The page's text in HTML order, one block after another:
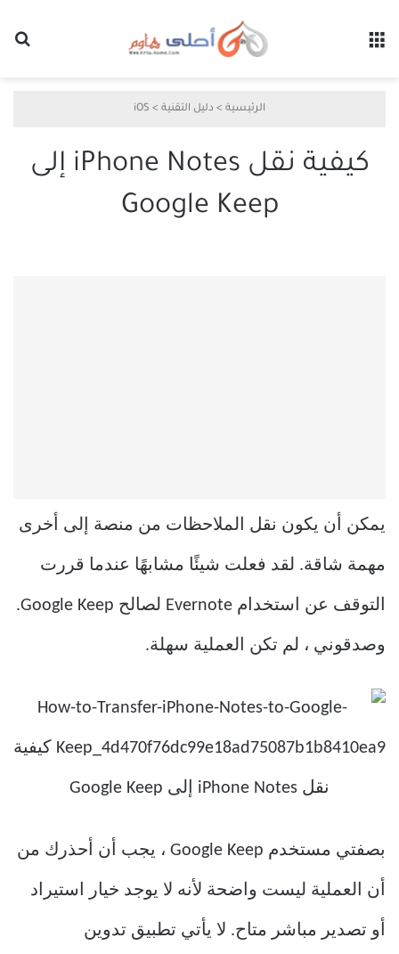
الرئيسية > دليل التقنية >
iOS
كيفية نقل iPhone Notes إلى
Google Keep
يمكن أن يكون نقل الملاحظات من منصة إلى أخرى
مهمة شاقة. لقد فعلت شيئًا مشابهًا عندما قررت
التوقف عن استخدام Evernote لصالح Google Keep.
وصدقوني ، لم تكن العملية سهلة.
بصفتي مستخدم Google Keep ، يجب أن أحذرك من
أن العملية ليست واضحة لأنه لا يوجد خيار استيراد
أو تصدير مباشر متاح. لا يأتي تطبيق تدوين